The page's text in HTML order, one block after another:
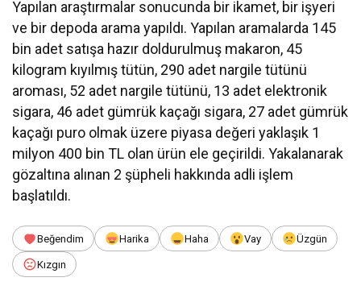
Yapılan araştırmalar sonucunda bir ikamet, bir işyeri
ve bir depoda arama yapıldı. Yapılan aramalarda 145
bin adet satışa hazır doldurulmuş makaron, 45
kilogram kıyılmış tütün, 290 adet nargile tütünü
aroması, 52 adet nargile tütünü, 13 adet elektronik
sigara, 46 adet gümrük kaçağı sigara, 27 adet gümrük
kaçağı puro olmak üzere piyasa değeri yaklaşık 1
milyon 400 bin TL olan ürün ele geçirildi. Yakalanarak
gözaltına alınan 2 şüpheli hakkında adli işlem
başlatıldı.
Beğendim Harika Haha Vay Üzgün
Kızgın